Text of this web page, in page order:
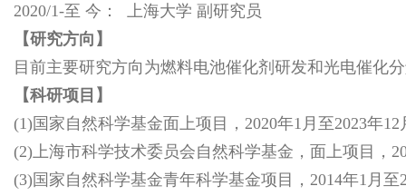
2020/1-至 今： 上海大学 副研究员
【研究方向】
目前主要研究方向为燃料电池催化剂研发和光电催化
【科研项目】
(1)国家自然科学基金面上项目，2020年1月至2023年12
(2)上海市科学技术委员会自然科学基金，面上项目，
(3)国家自然科学基金青年科学基金项目，2014年1月至